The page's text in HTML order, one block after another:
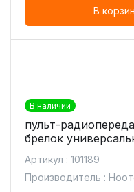
В
В наличии
пульт-
брелок
Артикул : 101189
Производитель :